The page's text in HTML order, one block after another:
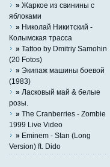
» Жаркое из свинины с
яблоками
» Николай Никитский -
Колымская трасса
» Tattoo by Dmitriy Samohin
(20 Fotos)
» Экипаж машины боевой
(1983)
» Ласковый май & белые
розы.
» The Cranberries - Zombie
1999 Live Video
» Eminem - Stan (Long
Version) ft. Dido